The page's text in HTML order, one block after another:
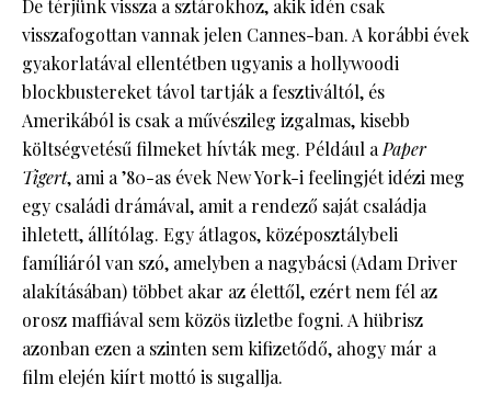
De térjünk vissza a sztárokhoz, akik idén csak
visszafogottan vannak jelen Cannes-ban. A korábbi évek
gyakorlatával ellentétben ugyanis a hollywoodi
blockbustereket távol tartják a fesztiváltól, és
Amerikából is csak a művészileg izgalmas, kisebb
költségvetésű filmeket hívták meg. Például a Paper
Tigert, ami a ’80-as évek New York-i feelingjét idézi meg
egy családi drámával, amit a rendező saját családja
ihletett, állítólag. Egy átlagos, középosztálybeli
famíliáról van szó, amelyben a nagybácsi (Adam Driver
alakításában) többet akar az élettől, ezért nem fél az
orosz maffiával sem közös üzletbe fogni. A hübrisz
azonban ezen a szinten sem kifizetődő, ahogy már a
film elején kiírt mottó is sugallja.